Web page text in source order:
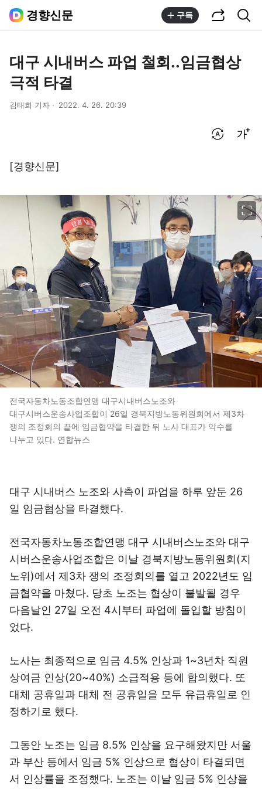
경향신문 구독
대구 시내버스 파업 철회..임금협상
극적 타결
김태희 기자 2022. 4. 26. 20:39
[경향신문]
전국자동차노동조합연맹 대구시내버스노조와
대구시버스운송사업조합이 26일 경북지방노동위원회에서 제3차
쟁의 조정회의 끝에 임금협약을 타결한 뒤 노사 대표가 악수를
나누고 있다. 연합뉴스
대구 시내버스 노조와 사측이 파업을 하루 앞둔 26
일 임금협상을 타결했다.
전국자동차노동조합연맹 대구 시내버스노조와 대구
시버스운송사업조합은 이날 경북지방노동위원회(지
노위)에서 제3차 쟁의 조정회의를 열고 2022년도 임
금협약을 마쳤다. 당초 노조는 협상이 불발될 경우
다음날인 27일 오전 4시부터 파업에 돌입할 방침이
었다.
노사는 최종적으로 임금 4.5% 인상과 1~3년차 직원
상여금 인상(20~40%) 소급적용 등에 합의했다. 또
대체 공휴일과 대체 전 공휴일을 모두 유급휴일로 인
정하기로 했다.
그동안 노조는 임금 8.5% 인상을 요구해왔지만 서울
과 부산 등에서 임금 5% 인상으로 협상이 타결되면
서 인상률을 조정했다. 노조는 이날 임금 5% 인상을